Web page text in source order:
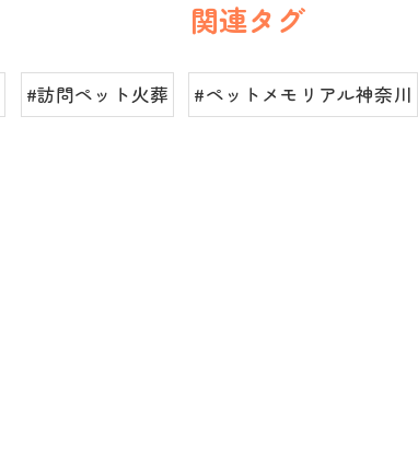
関連タグ
#訪問ペット火葬 #ペットメモリアル神奈川